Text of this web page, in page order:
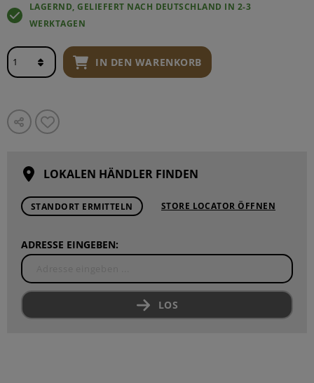
LAGERND, GELIEFERT NACH DEUTSCHLAND IN 2-3
WERKTAGEN
IN DEN WARENKORB
LOKALEN HÄNDLER FINDEN
STANDORT ERMITTELN STORE LOCATOR ÖFFNEN
ADRESSE EINGEBEN:
LOS